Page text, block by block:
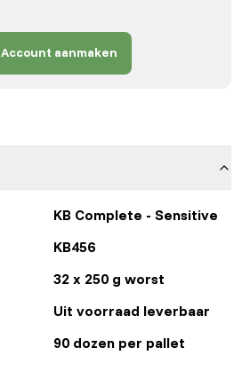
Account aanmaken
KB Complete - Sensitive
KB456
32 x 250 g worst
Uit voorraad leverbaar
90 dozen per pallet